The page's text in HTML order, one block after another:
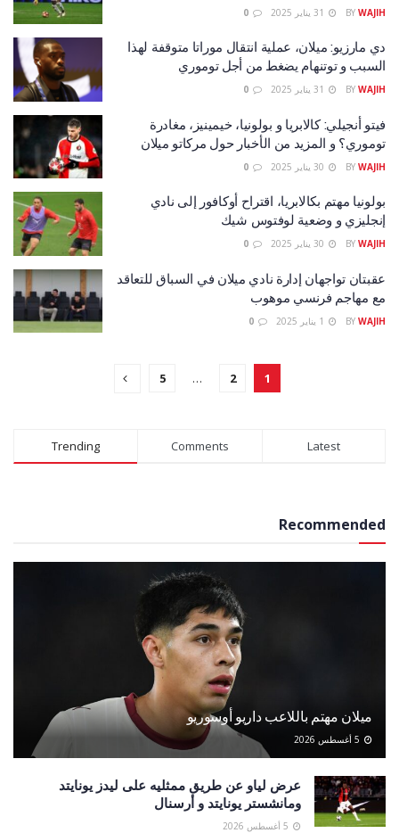
BY WAJIH
دي مارزيو: ميلان، عملية انتقال موراتا متوقفة لهذا
السبب و توتنهام يضغط من أجل توموري
BY WAJIH
فيتو أنجيلي: كالابريا و بولونيا، خيمينيز، مغادرة
توموري؟ و المزيد من الأخبار حول مركاتو ميلان
BY WAJIH
بولونيا مهتم بكالابريا، اقتراح أوكافور إلى نادي
إنجليزي و وضعية لوفتوس شيك
BY WAJIH
عقبتان تواجهان إدارة نادي ميلان في السباق للتعاقد
مع مهاجم فرنسي موهوب
BY WAJIH
1
2
…
5
Trending Comments Latest
Recommended
ميلان مهتم باللاعب داريو أوسوريو
عرض لياو عن طريق ممثليه على ليدز يونايتد
ومانشستر يونايتد و أرسنال